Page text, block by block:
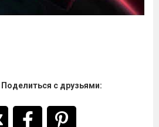
с друзьями: